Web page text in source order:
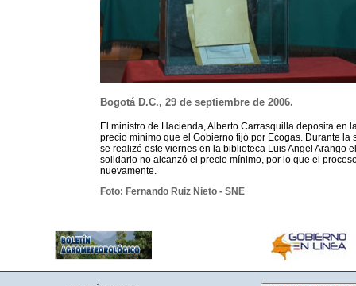
Bogotá D.C., 29 de septiembre de 2006.
El ministro de Hacienda, Alberto Carrasquilla deposita en
precio mínimo que el Gobierno fijó por Ecogas. Durante la
se realizó este viernes en la biblioteca Luis Angel Arango
solidario no alcanzó el precio mínimo, por lo que el
nuevamente.
Foto: Fernando Ruiz Nieto - SNE